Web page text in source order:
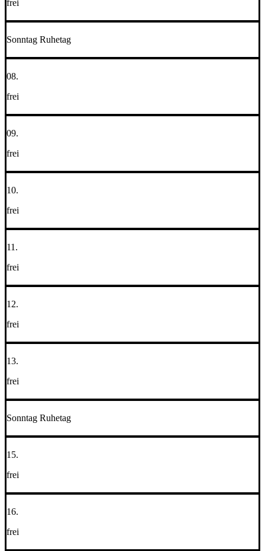
frei
Sonntag Ruhetag
08.
frei
09.
frei
10.
frei
11.
frei
12.
frei
13.
frei
Sonntag Ruhetag
15.
frei
16.
frei